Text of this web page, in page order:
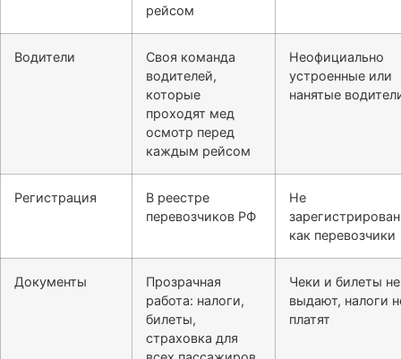
рейсом
Водители
Своя команда
водителей,
которые
проходят мед
осмотр перед
каждым рейсом
Неофициально
устроенные или
нанятые
Регистрация
В реестре
перевозчиков РФ
Не
как перевозчики
Документы
Прозрачная
работа: налоги,
билеты,
страховка для
Чеки и билеты не
выдают, налоги
платят